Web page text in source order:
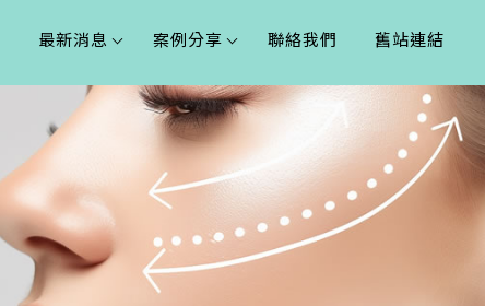
最新消息 案例分享 聯絡我們 舊站連結